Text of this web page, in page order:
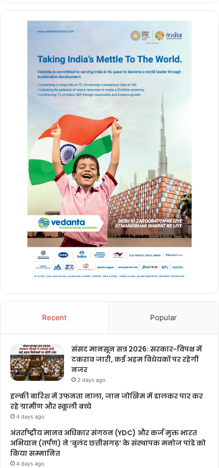
Recent Popular
संसद मानसून सत्र 2026: सरकार-विपक्ष में
टकराव जारी, कई अहम विधेयकों पर रहेगी
नजर
2 days ago
हल्की बारिश में उफनता नाला, जान जोखिम में डालकर पार कर
रहे ग्रामीण और स्कूली बच्चे
4 days ago
अंतर्राष्ट्रीय मानव अधिकार संगठन (YDC) और कर्ज मुक्त भारत
अभियान (तर्पण) ने ‘बुलंद छत्तीसगढ़’ के संस्थापक मनोज पांडे को
किया सम्मानित
4 days ago